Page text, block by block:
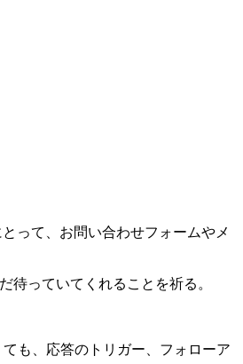
って、お問い合わせフォームやメ
待っていてくれることを祈る。
も、応答のトリガー、フォローア